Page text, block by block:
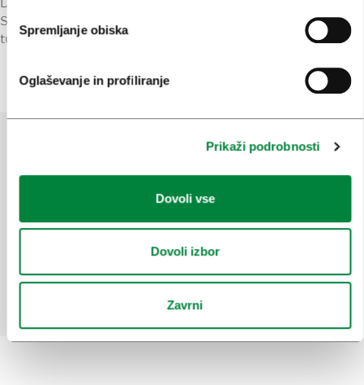
Spremljanje obiska
Oglaševanje in profiliranje
Prikaži podrobnosti
Dovoli vse
Dovoli izbor
Zavrni
Srebrna nagrada na Mednarodnem festivalu
turističnega filma Afrika
Pomagajte nam izboljšati spletno
Ste našli informacije, ki ste jih iskali?
Da Ne